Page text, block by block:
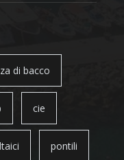
di bacco
cie
pontili